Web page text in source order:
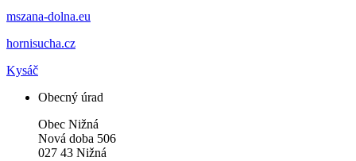
mszana-dolna.eu
hornisucha.cz
Kysáč
Obecný úrad
Obec Nižná
Nová doba 506
027 43 Nižná